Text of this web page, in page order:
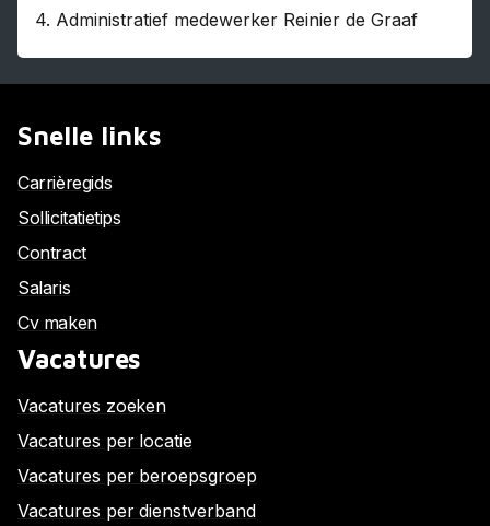
4. Administratief medewerker Reinier de Graaf
Snelle links
Carrièregids
Sollicitatietips
Contract
Salaris
Cv maken
Vacatures
Vacatures zoeken
Vacatures per locatie
Vacatures per beroepsgroep
Vacatures per dienstverband